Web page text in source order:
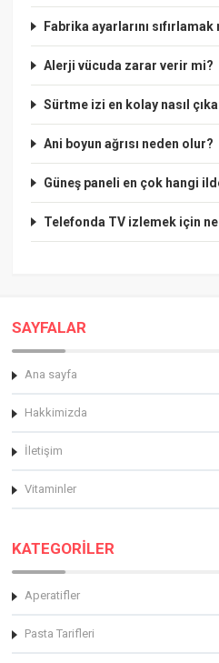
Fabrika ayarlarını
Alerji vücuda zarar verir mi?
Sürtme izi en kolay nasıl
Ani boyun ağrısı neden olur?
Güneş paneli en çok hangi
Telefonda TV izlemek için ne
SAYFALAR
Ana sayfa
Hakkimizda
İletişim
Vitaminler
KATEGORİLER
Aperatifler
Pasta Tarifleri